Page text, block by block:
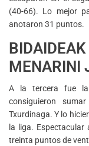
(40-66). Lo mejor
anotaron 31 puntos.
MENARINI
A la tercera fue
consiguieron
Txurdinaga. Y lo
la liga.
treinta puntos de